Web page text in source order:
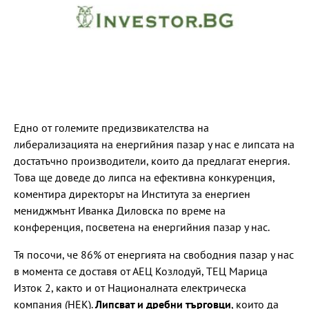
Едно от големите предизвикателства на
либерализацията на енергийния пазар у нас е липсата на
достатъчно производители, които да предлагат енергия.
Това ще доведе до липса на ефективна конкуренция,
коментира директорът на Института за енергиен
мениджмънт Иванка Диловска по време на
конференция, посветена на енергийния пазар у нас.
Тя посочи, че 86% от енергията на свободния пазар у нас
в момента се доставя от АЕЦ Козлодуй, ТЕЦ Марица
Изток 2, както и от Националната електрическа
компания (НЕК).Липсват и дребни търговци, които да